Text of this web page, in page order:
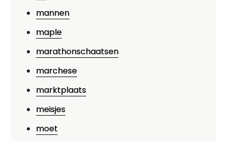
mannen
maple
marathonschaatsen
marchese
marktplaats
meisjes
moet